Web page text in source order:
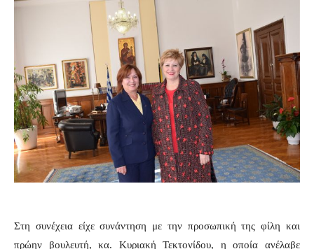
Στη συνέχεια είχε συνάντηση με την προσωπική της φίλη και
πρώην βουλευτή, κα. Κυριακή Τεκτονίδου, η οποία ανέλαβε